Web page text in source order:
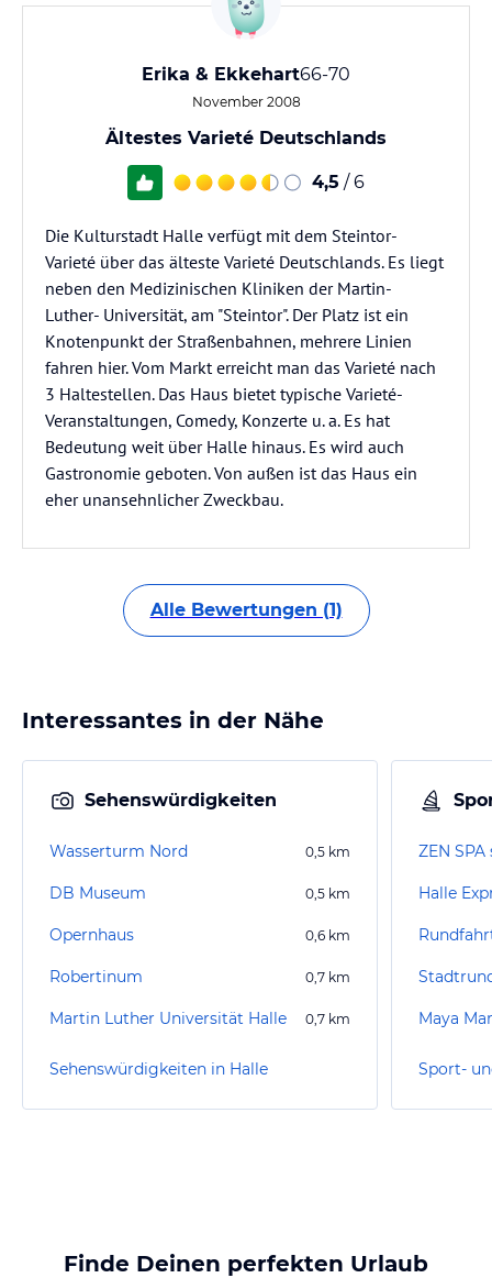
Erika & Ekkehart66-70
November 2008
Ältestes Varieté Deutschlands
4,5 / 6
Die Kulturstadt Halle verfügt mit dem Steintor-
Varieté über das älteste Varieté Deutschlands. Es liegt
neben den Medizinischen Kliniken der Martin-
Luther- Universität, am "Steintor". Der Platz ist ein
Knotenpunkt der Straßenbahnen, mehrere Linien
fahren hier. Vom Markt erreicht man das Varieté nach
3 Haltestellen. Das Haus bietet typische Varieté-
Veranstaltungen, Comedy, Konzerte u. a. Es hat
Bedeutung weit über Halle hinaus. Es wird auch
Gastronomie geboten. Von außen ist das Haus ein
eher unansehnlicher Zweckbau.
Alle Bewertungen (1)
Interessantes in der Nähe
Sehenswürdigkeiten
Wasserturm Nord 0,5 km
DB Museum 0,5 km
Opernhaus 0,6 km
Robertinum 0,7 km
Martin Luther Universität Halle 0,7 km
Sehenswürdigkeiten in Halle
ZEN
Halle
Maya
Sport-
Finde Deinen perfekten Urlaub